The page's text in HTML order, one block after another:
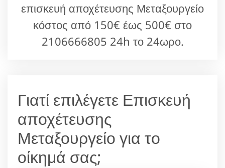
επισκευή αποχέτευσης Μεταξουργείο
κόστος από 150€ έως 500€ στο
2106666805 24h το 24ωρο.
Γιατί επιλέγετε Επισκευή
αποχέτευσης
Μεταξουργείο για το
οίκημά σας;